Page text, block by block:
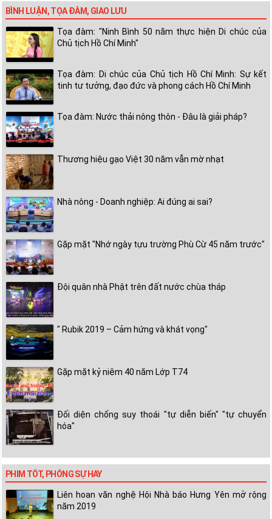
BÌNH LUẬN, TỌA ĐÀM, GIAO LƯU
Tọa đàm: "Ninh Bình 50 năm thực hiện Di chúc của
Chủ tịch Hồ Chí Minh"
Tọa đàm: Di chúc của Chủ tịch Hồ Chí Minh: Sự kết
tinh tư tưởng, đạo đức và phong cách Hồ Chí Minh
Tọa đàm: Nước thải nông thôn - Đâu là giải pháp?
Thương hiệu gạo Việt 30 năm vẫn mờ nhạt
Nhà nông - Doanh nghiệp: Ai đúng ai sai?
Gặp mặt "Nhớ ngày tựu trường Phù Cừ 45 năm trước"
Đội quân nhà Phật trên đất nước chùa tháp
" Rubik 2019 – Cảm hứng và khát vọng"
Gặp mặt kỷ niệm 40 năm Lớp T74
Đối diện chống suy thoái "tự diễn biến" "tự chuyển
hóa"
PHIM TỐT, PHÓNG SỰ HAY
Liên hoan văn nghệ Hội Nhà báo Hưng Yên mở rộng
năm 2019